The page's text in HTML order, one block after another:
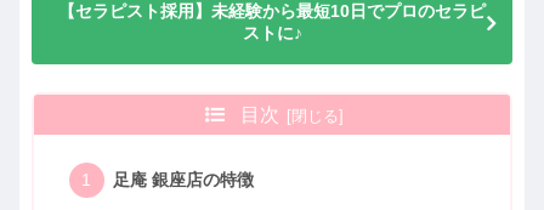
【セラピスト採用】未経験から最短10日でプロのセラピ
ストに♪
目次
足庵 銀座店の特徴